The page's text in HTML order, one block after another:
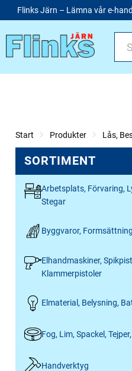
Flinks Järn – Lämna vår e-
Start Produkter Lås,
SORTIMENT
Arbetsplats, Förvaring,
Stegar
Byggvaror,
Elhandmaskiner,
Klammerpistoler
Elmaterial, Belysning,
Fog, Lim, Spackel,
Handverktyg